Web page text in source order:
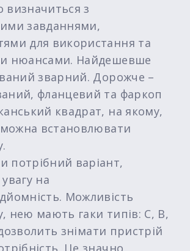
визначиться з
завданнями,
для використання та
нюансами. Найдешевше
зварний. Дорожче –
фланцевий та фаркоп
квадрат, на якому,
можна встановлювати
потрібний варіант,
на
Можливість
нею мають гаки типів: C, B,
дозволить знімати пристрій
Це значно